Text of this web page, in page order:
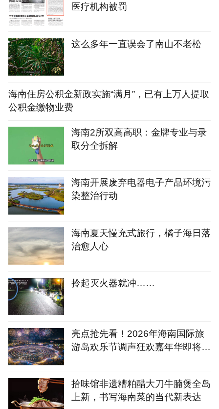
医疗机构被罚
这么多年一直误会了南山不老松
海南住房公积金新政实施“满月”，已有上万人提取
公积金缴物业费
海南2所双高高职：金牌专业与录
取分全拆解
海南开展废弃电器电子产品环境污
染整治行动
海南夏天慢充式旅行，橘子海日落
治愈人心
拎起灭火器就冲……
亮点抢先看！2026年海南国际旅
游岛欢乐节调声狂欢嘉年华即将精
拾味馆非遗糟粕醋大刀牛腩煲全岛
上新，书写海南菜的当代新表达